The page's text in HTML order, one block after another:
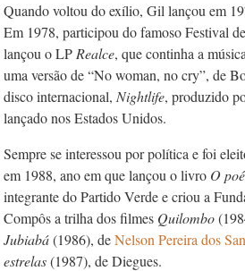
Quando voltou do exílio, Gil lançou em
Em 1978, participou do famoso Festival
lançou o LP Realce, que continha a
uma versão de “No woman, no cry”, de
disco internacional, Nightlife, produzido
lançado nos Estados Unidos.
Sempre se interessou por política e foi
em 1988, ano em que lançou o livro O
integrante do Partido Verde e criou a
Compôs a trilha dos filmes Quilombo
Jubiabá(1986), deNelson Pereira dos
estrelas(1987), de Diegues.